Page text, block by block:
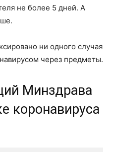
не более 5 дней. А
ни одного случая
через предметы.
Минздрава
коронавируса